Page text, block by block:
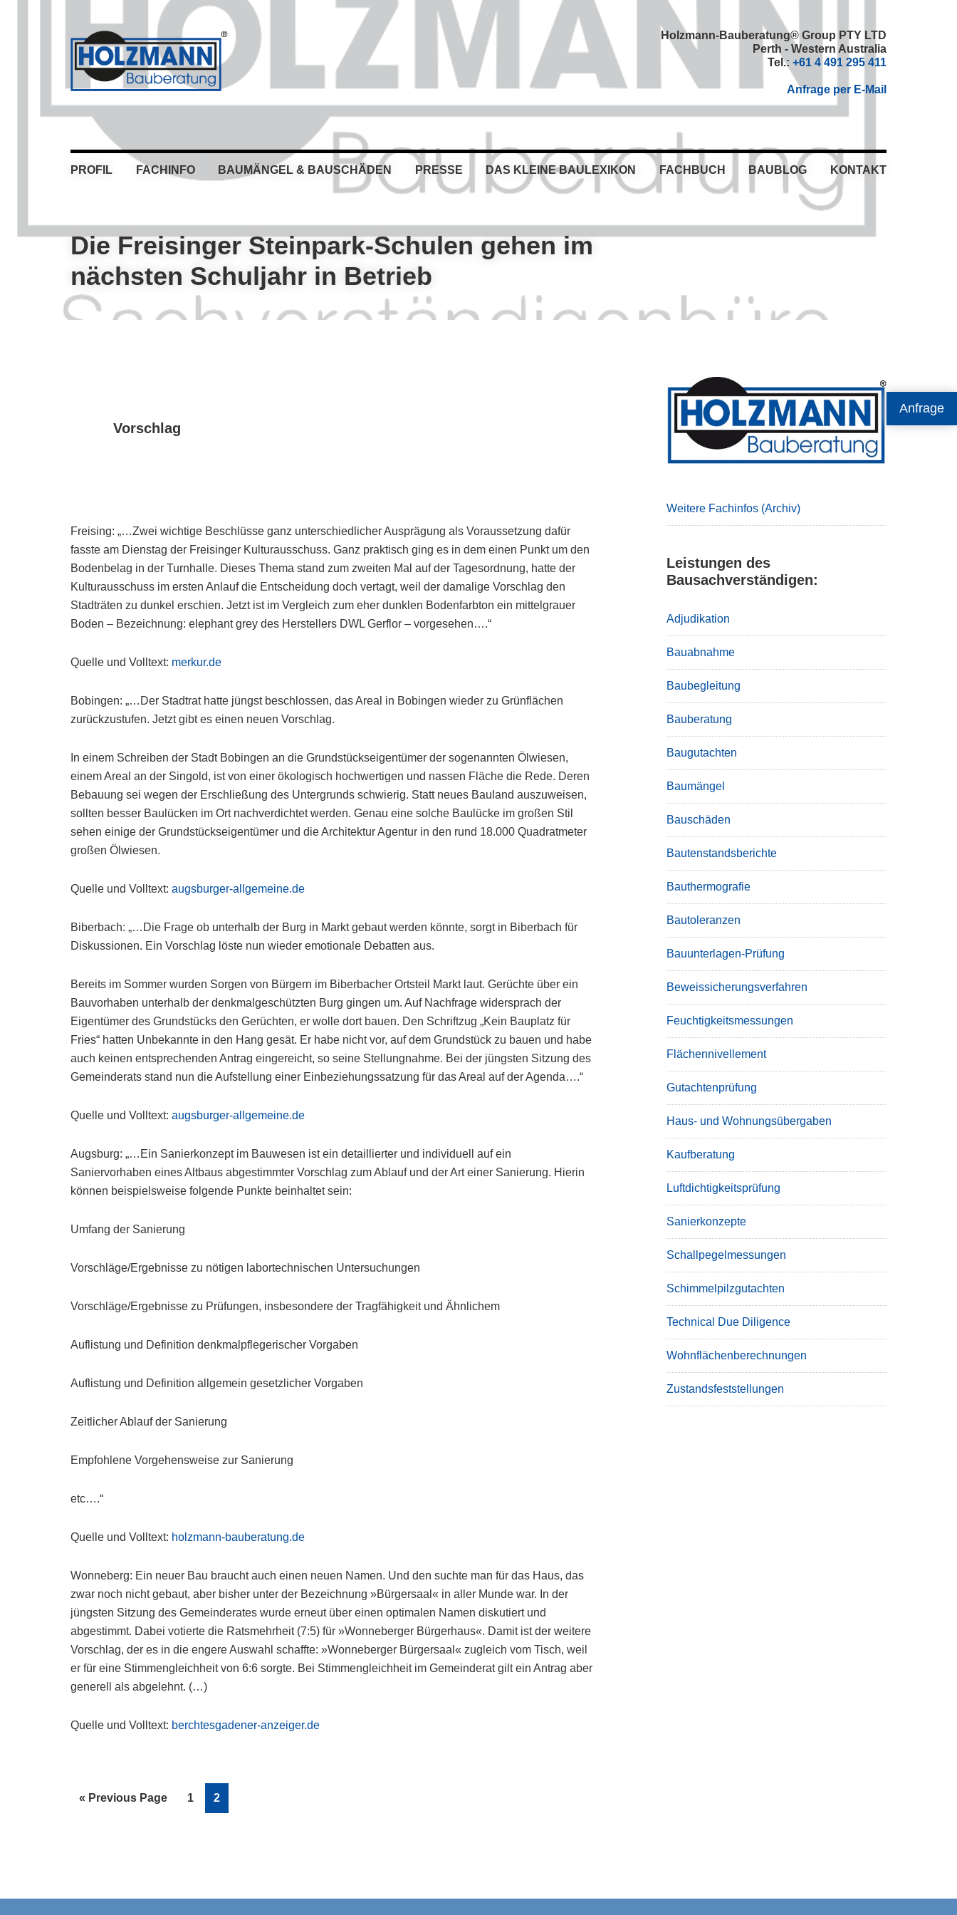
Anfrage
Holzmann-Bauberatung® Group PTY LTD
Perth - Western Australia
Tel.: +61 4 491 295 411
Anfrage per E-Mail
PROFIL FACHINFO BAUMÄNGEL & BAUSCHÄDEN PRESSE DAS KLEINE BAULEXIKON FACHBUCH BAUBLOG KONTAKT
Die Freisinger Steinpark-Schulen gehen im
nächsten Schuljahr in Betrieb
Vorschlag
Freising: „…Zwei wichtige Beschlüsse ganz unterschiedlicher Ausprägung als Voraussetzung dafür
fasste am Dienstag der Freisinger Kulturausschuss. Ganz praktisch ging es in dem einen Punkt um den
Bodenbelag in der Turnhalle. Dieses Thema stand zum zweiten Mal auf der Tagesordnung, hatte der
Kulturausschuss im ersten Anlauf die Entscheidung doch vertagt, weil der damalige Vorschlag den
Stadträten zu dunkel erschien. Jetzt ist im Vergleich zum eher dunklen Bodenfarbton ein mittelgrauer
Boden – Bezeichnung: elephant grey des Herstellers DWL Gerflor – vorgesehen….“
Quelle und Volltext: merkur.de
Bobingen: „…Der Stadtrat hatte jüngst beschlossen, das Areal in Bobingen wieder zu Grünflächen
zurückzustufen. Jetzt gibt es einen neuen Vorschlag.
In einem Schreiben der Stadt Bobingen an die Grundstückseigentümer der sogenannten Ölwiesen,
einem Areal an der Singold, ist von einer ökologisch hochwertigen und nassen Fläche die Rede. Deren
Bebauung sei wegen der Erschließung des Untergrunds schwierig. Statt neues Bauland auszuweisen,
sollten besser Baulücken im Ort nachverdichtet werden. Genau eine solche Baulücke im großen Stil
sehen einige der Grundstückseigentümer und die Architektur Agentur in den rund 18.000 Quadratmeter
großen Ölwiesen.
Quelle und Volltext:augsburger-allgemeine.de
Biberbach: „…Die Frage ob unterhalb der Burg in Markt gebaut werden könnte, sorgt in Biberbach für
Diskussionen. Ein Vorschlag löste nun wieder emotionale Debatten aus.
Bereits im Sommer wurden Sorgen von Bürgern im Biberbacher Ortsteil Markt laut. Gerüchte über ein
Bauvorhaben unterhalb der denkmalgeschützten Burg gingen um. Auf Nachfrage widersprach der
Eigentümer des Grundstücks den Gerüchten, er wolle dort bauen. Den Schriftzug „Kein Bauplatz für
Fries“ hatten Unbekannte in den Hang gesät. Er habe nicht vor, auf dem Grundstück zu bauen und habe
auch keinen entsprechenden Antrag eingereicht, so seine Stellungnahme. Bei der jüngsten Sitzung des
Gemeinderats stand nun die Aufstellung einer Einbeziehungssatzung für das Areal auf der Agenda….“
Quelle und Volltext:augsburger-allgemeine.de
Augsburg: „…Ein Sanierkonzept im Bauwesen ist ein detaillierter und individuell auf ein
Saniervorhaben eines Altbaus abgestimmter Vorschlag zum Ablauf und der Art einer Sanierung. Hierin
können beispielsweise folgende Punkte beinhaltet sein:
Umfang der Sanierung
Vorschläge/Ergebnisse zu nötigen labortechnischen Untersuchungen
Vorschläge/Ergebnisse zu Prüfungen, insbesondere der Tragfähigkeit und Ähnlichem
Auflistung und Definition denkmalpflegerischer Vorgaben
Auflistung und Definition allgemein gesetzlicher Vorgaben
Zeitlicher Ablauf der Sanierung
Empfohlene Vorgehensweise zur Sanierung
etc….“
Quelle und Volltext: holzmann-bauberatung.de
Wonneberg: Ein neuer Bau braucht auch einen neuen Namen. Und den suchte man für das Haus, das
zwar noch nicht gebaut, aber bisher unter der Bezeichnung »Bürgersaal« in aller Munde war. In der
jüngsten Sitzung des Gemeinderates wurde erneut über einen optimalen Namen diskutiert und
abgestimmt. Dabei votierte die Ratsmehrheit (7:5) für »Wonneberger Bürgerhaus«. Damit ist der weitere
Vorschlag, der es in die engere Auswahl schaffte: »Wonneberger Bürgersaal« zugleich vom Tisch, weil
er für eine Stimmengleichheit von 6:6 sorgte. Bei Stimmengleichheit im Gemeinderat gilt ein Antrag aber
generell als abgelehnt. (…)
Quelle und Volltext: berchtesgadener-anzeiger.de
« Go
Previous Page Page
1 Page
2
Primary
Sidebar
Weitere Fachinfos (Archiv)
Leistungen des
Bausachverständigen:
Adjudikation
Bauabnahme
Baubegleitung
Bauberatung
Baugutachten
Baumängel
Bauschäden
Bautenstandsberichte
Bauthermografie
Bautoleranzen
Bauunterlagen-Prüfung
Beweissicherungsverfahren
Feuchtigkeitsmessungen
Flächennivellement
Gutachtenprüfung
Haus- und Wohnungsübergaben
Kaufberatung
Luftdichtigkeitsprüfung
Sanierkonzepte
Schallpegelmessungen
Schimmelpilzgutachten
Technical Due Diligence
Wohnflächenberechnungen
Zustandsfeststellungen